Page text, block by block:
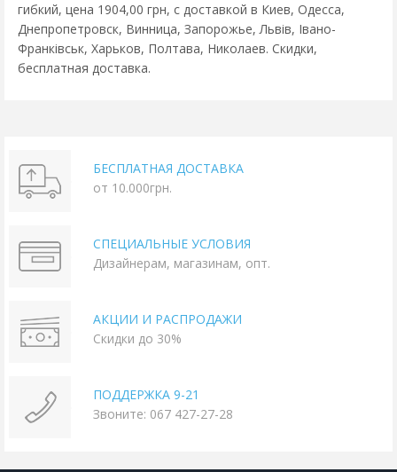
гибкий, цена 1904,00 грн, с доставкой в Киев, Одесса,
Днепропетровск, Винница, Запорожье, Львів, Івано-
Франківськ, Харьков, Полтава, Николаев. Скидки,
бесплатная доставка.
БЕСПЛАТНАЯ ДОСТАВКА
от 10.000грн.
СПЕЦИАЛЬНЫЕ УСЛОВИЯ
Дизайнерам, магазинам, опт.
АКЦИИ И РАСПРОДАЖИ
Скидки до 30%
ПОДДЕРЖКА 9-21
Звоните: 067 427-27-28